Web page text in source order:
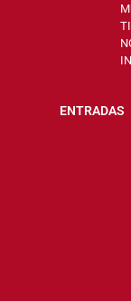
ENTRADAS